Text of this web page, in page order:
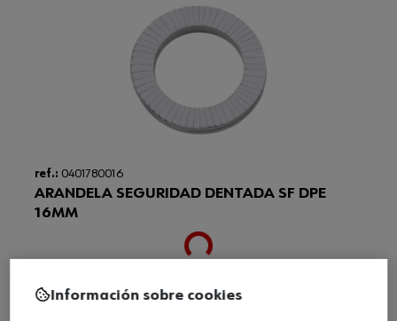
ref.: 0401780016
ARANDELA SEGURIDAD DENTADA SF DPE
16MM
Loading...
Información sobre cookies